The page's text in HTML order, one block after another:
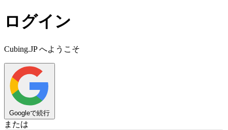
ログイン
Cubing.JP へようこそ
Googleで続行
または